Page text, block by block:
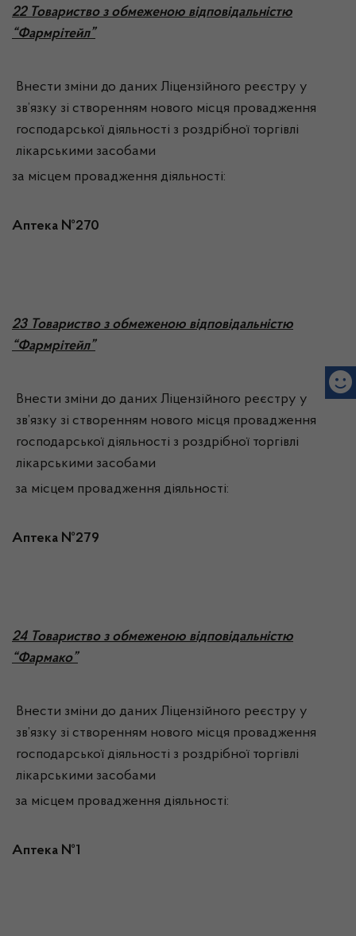
22 Товариство з обмеженою відповідальністю
“Фармрітейл”
Внести зміни до даних Ліцензійного реєстру у
зв’язку зі створенням нового місця провадження
господарської діяльності з роздрібної торгівлі
лікарськими засобами
за місцем провадження діяльності:
Аптека №270
23 Товариство з обмеженою відповідальністю
“Фармрітейл”
Внести зміни до даних Ліцензійного реєстру у
зв’язку зі створенням нового місця провадження
господарської діяльності з роздрібної торгівлі
лікарськими засобами
за місцем провадження діяльності:
Аптека №279
24 Товариство з обмеженою відповідальністю
“Фармако”
Внести зміни до даних Ліцензійного реєстру у
зв’язку зі створенням нового місця провадження
господарської діяльності з роздрібної торгівлі
лікарськими засобами
за місцем провадження діяльності:
Аптека №1